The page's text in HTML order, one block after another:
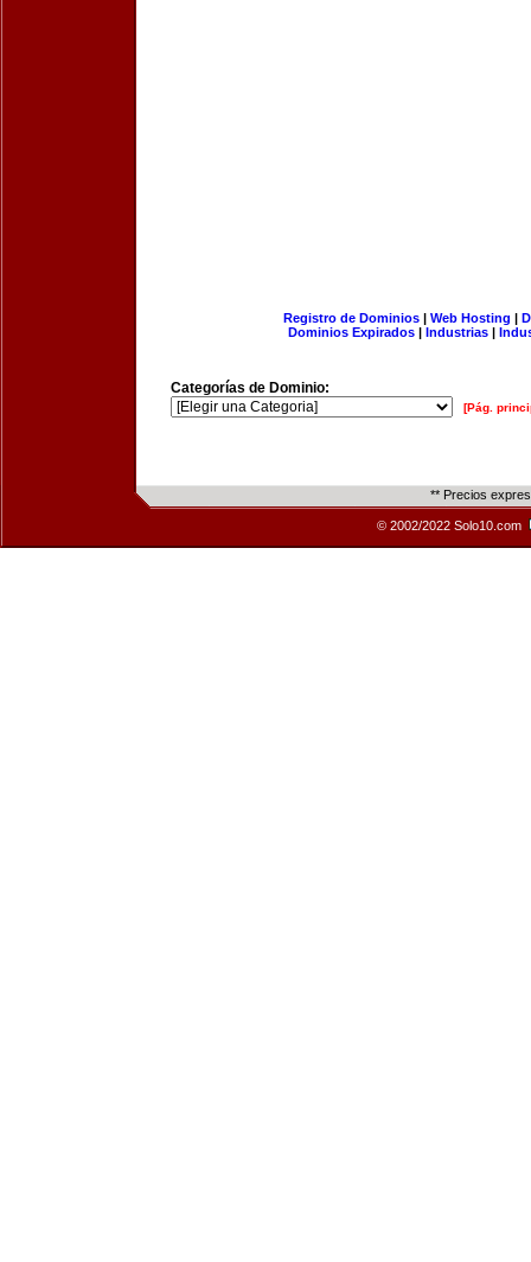
Registro de Dominios| Web Hosting |
Dominios Expirados | Industrias |
Categorías de Dominio:
[Pág.
** Precios
© 2002/2022 Solo10.com